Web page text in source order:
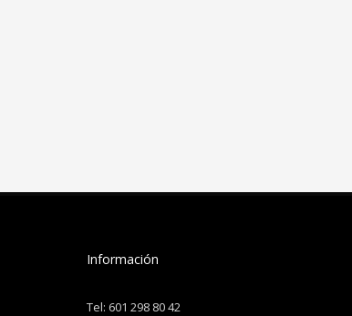
Información
Tel: 601 298 80 42